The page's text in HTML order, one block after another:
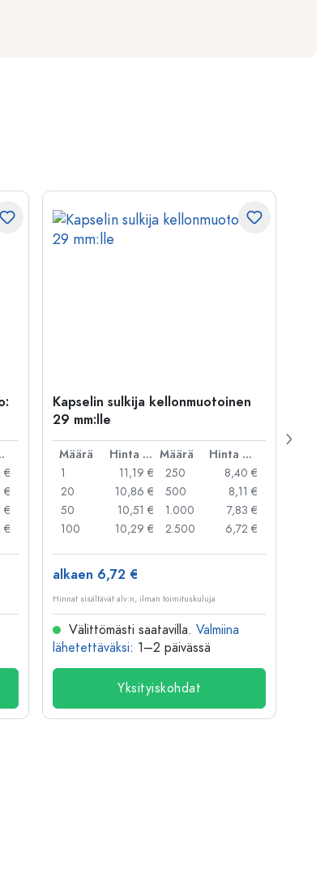
kpl
€
€
€
€
Kapselin sulkija kellonmuotoinen
29 mm:lle
Määrä Hinta per kpl Määrä
Hinta per kpl
1
11,19 €
20
10,86 €
50
10,51 €
100
10,29 €
250
8,40 €
500
8,11 €
1.000
7,83 €
2.500
6,72 €
alkaen 6,72 €
Hinnat sisältävät alv:n, ilman toimituskuluja
Välittömästi saatavilla. Valmiina
lähetettäväksi: 1–2 päivässä
Yksityiskohdat